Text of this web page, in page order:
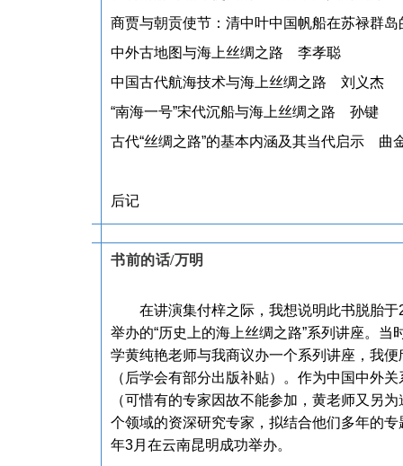
商贾与朝贡使节：清中叶中国帆船在苏禄群
中外古地图与海上丝绸之路 李孝聪
中国古代航海技术与海上丝绸之路 刘义杰
“南海一号”宋代沉船与海上丝绸之路 孙键
古代“丝绸之路”的基本内涵及其当代启示
曲
后记
书前的话/万明
在讲演集付梓之际，我想说明此书脱胎
举办的“历史上的海上丝绸之路”系列讲座。
学黄纯艳老师与我商议办一个系列讲座，我
（后学会有部分出版补贴）。作为中国中外
（可惜有的专家因故不能参加，黄老师又另
个领域的资深研究专家，拟结合他们多年的
年3月在云南昆明成功举办。